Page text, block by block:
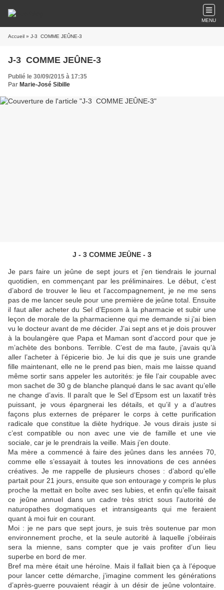
MENU
Accueil » J-3 COMME JEÛNE-3
J-3 COMME JEÛNE-3
Publié le 30/09/2015 à 17:35
Par Marie-José Sibille
J - 3 COMME JEÛNE - 3
Je pars faire un jeûne de sept jours et j’en tiendrais le journal
quotidien, en commençant par les préliminaires. Le début, c’est
d’abord de trouver le lieu et l’accompagnement, je ne me sens
pas de me lancer seule pour une première de jeûne total. Ensuite
il faut aller acheter du Sel d’Epsom à la pharmacie et subir une
leçon de morale de la pharmacienne qui me demande si j’ai bien
vu le docteur avant de me décider. J’ai sept ans et je dois prouver
à la boulangère que Papa et Maman sont d’accord pour que je
m’achète des bonbons. Terrible. C’est de ma faute, j’avais qu’à
aller l’acheter à l’épicerie bio. Je lui dis que je suis une grande
fille maintenant, elle ne le prend pas bien, mais me laisse quand
même sortir sans appeler les autorités: je file l’air coupable avec
mon sachet de 30 g de blanche planqué dans le sac avant qu’elle
ne change d’avis. Il paraît que le Sel d’Epsom est un laxatif très
puissant, je vous épargnerai les détails, et qu’il y a d’autres
façons plus externes de préparer le corps à cette purification
radicale que constitue la diète hydrique. Je vous dirais juste si
c’est compatible ou non avec une vie de famille et une vie
sociale, car je le prendrais la veille. Mais j’en doute.
Ma mère a commencé à faire des jeûnes dans les années 70,
comme elle s’essayait à toutes les innovations de ces années
créatives. Je me rappelle de plusieurs choses : d’abord qu’elle
partait pour 21 jours, ensuite que son entourage y compris le plus
proche la mettait en boîte avec ses lubies, et enfin qu’elle faisait
ce jeûne annuel dans un cadre très strict sous l’autorité de
naturopathes dogmatiques et intransigeants qui me feraient
quant à moi fuir en courant.
Moi : je ne pars que sept jours, je suis très soutenue par mon
environnement proche, et la seule autorité à laquelle j’obéirais
sera la mienne, sans compter que je vais profiter d’un lieu
superbe en bord de mer.
Bref ma mère était une héroïne. Mais il fallait bien ça à l’époque
pour lancer cette démarche, j’imagine comment les générations
d’après-guerre pouvaient réagir à un désir de jeûne volontaire.